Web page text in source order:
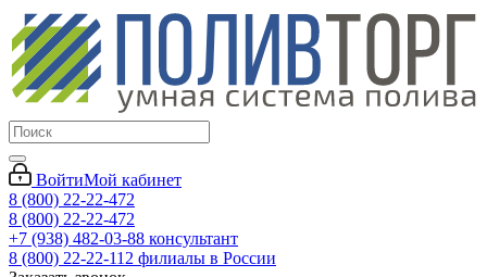
ВойтиМой кабинет
8 (800) 22-22-472
8 (800) 22-22-472
+7 (938) 482-03-88 консультант
8 (800) 22-22-112 филиалы в России